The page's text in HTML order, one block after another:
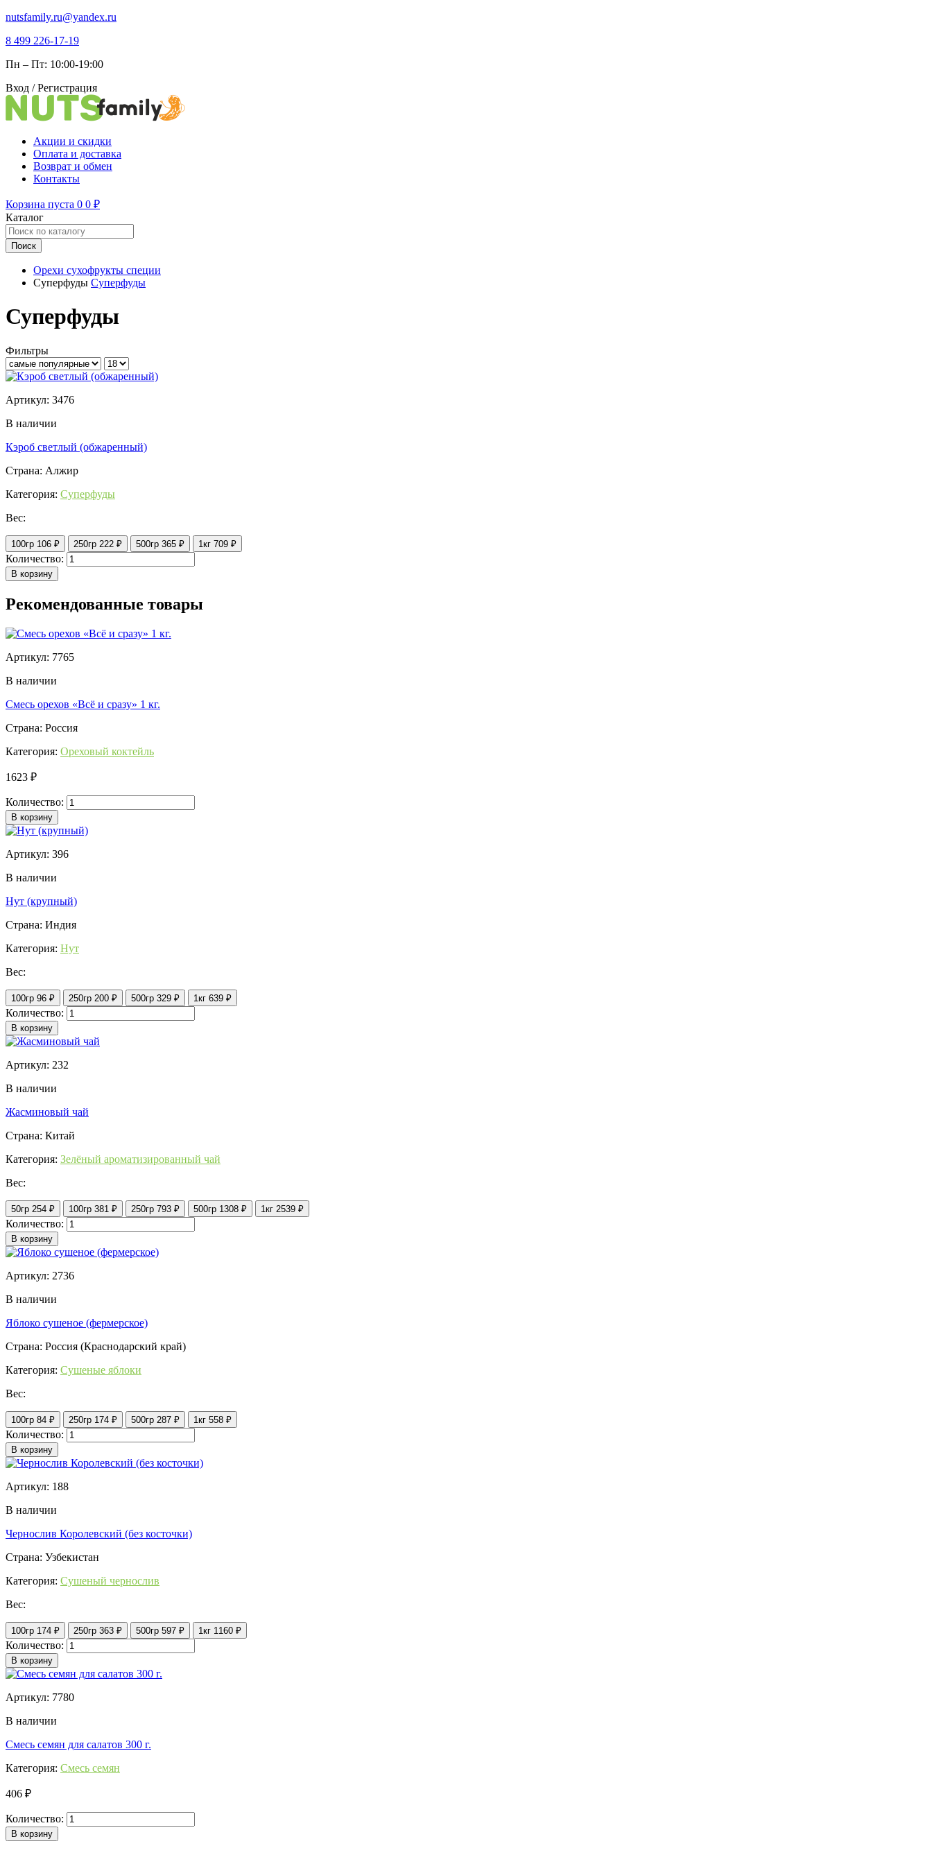
nutsfamily.ru@yandex.ru
8 499 226-17-19
Пн – Пт: 10:00-19:00
Вход / Регистрация
Акции и скидки
Оплата и доставка
Возврат и обмен
Контакты
Корзина пуста 0 0 ₽
Каталог
Поиск
Орехи сухофрукты специи
Суперфуды Суперфуды
Суперфуды
Фильтры
Артикул: 3476
В наличии
Кэроб светлый (обжаренный)
Страна: Алжир
Категория: Суперфуды
Вес:
100гр 106 ₽ 250гр 222 ₽ 500гр 365 ₽ 1кг 709 ₽
Количество:
В корзину
Рекомендованные товары
Артикул: 7765
В наличии
Смесь орехов «Всё и сразу» 1 кг.
Страна: Россия
Категория: Ореховый коктейль
1623 ₽
Количество:
В корзину
Артикул: 396
В наличии
Нут (крупный)
Страна: Индия
Категория: Нут
Вес:
100гр 96 ₽ 250гр 200 ₽ 500гр 329 ₽ 1кг 639 ₽
Количество:
В корзину
Артикул: 232
В наличии
Жасминовый чай
Страна: Китай
Категория: Зелёный ароматизированный чай
Вес:
50гр 254 ₽ 100гр 381 ₽ 250гр 793 ₽ 500гр 1308 ₽ 1кг 2539 ₽
Количество:
В корзину
Артикул: 2736
В наличии
Яблоко сушеное (фермерское)
Страна: Россия (Краснодарский край)
Категория: Сушеные яблоки
Вес:
100гр 84 ₽ 250гр 174 ₽ 500гр 287 ₽ 1кг 558 ₽
Количество:
В корзину
Артикул: 188
В наличии
Чернослив Королевский (без косточки)
Страна: Узбекистан
Категория: Сушеный чернослив
Вес:
100гр 174 ₽ 250гр 363 ₽ 500гр 597 ₽ 1кг 1160 ₽
Количество:
В корзину
Артикул: 7780
В наличии
Смесь семян для салатов 300 г.
Категория: Смесь семян
406 ₽
Количество:
В корзину